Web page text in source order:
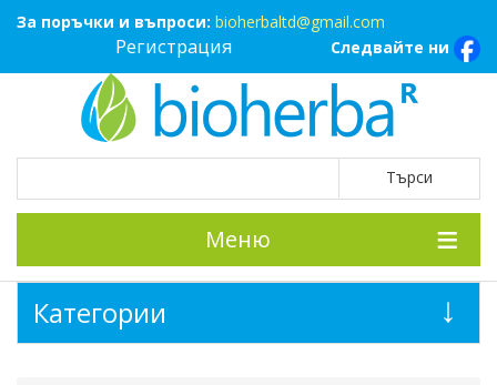
За поръчки и въпроси: bioherbaltd@gmail.com
Следвайте ни
Регистрация
Меню
Категории